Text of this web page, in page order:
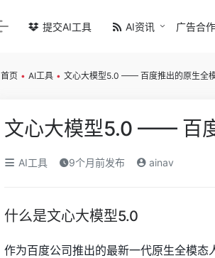
提交AI工具 AI资讯 广告合作
首页 • AI工具 • 文心大模型5.0 —— 百度推出的原生全
文心大模型5.0 —— 百
AI工具 9个月前发布 ainav
什么是文心大模型5.0
作为百度公司推出的最新一代原生全模